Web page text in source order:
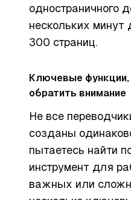
одностраничного
нескольких минут
300 страниц.
Ключевые
обратить внимание
Не все
созданы
пытаетесь найти
инструмент для
важных или